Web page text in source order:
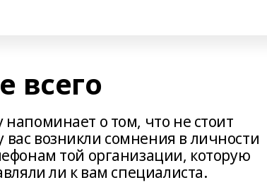
всего
о том, что не стоит
возникли сомнения в личности
той организации, которую
ли к вам специалиста.